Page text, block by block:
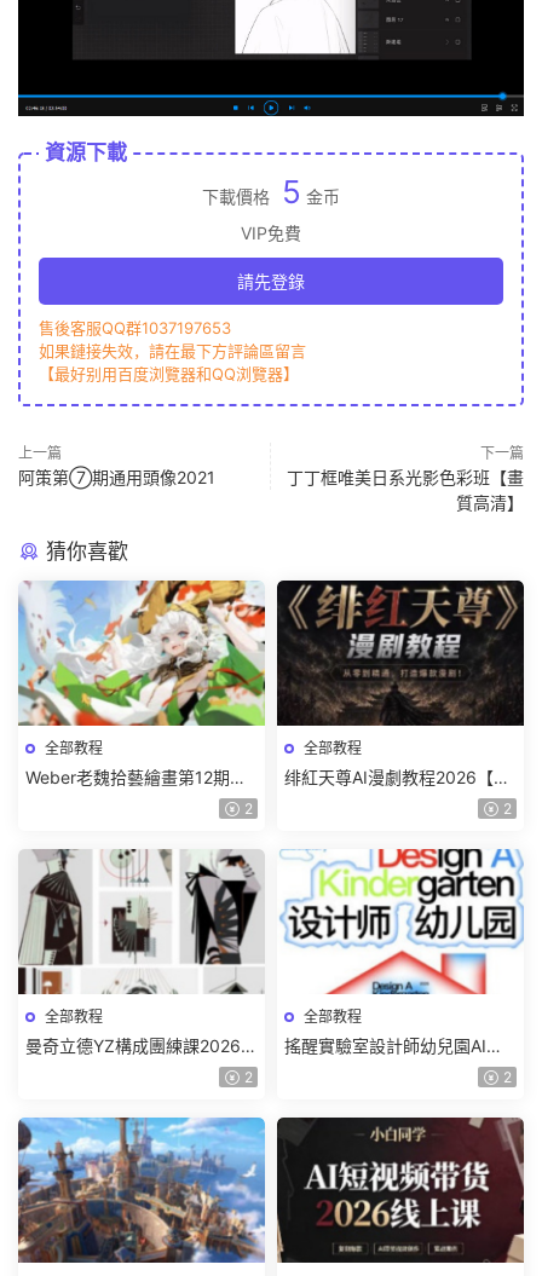
資源下載
下載價格 5 金币
VIP免費
請先登錄
售後客服QQ群1037197653
如果鏈接失效，請在最下方評論區留言
【最好别用百度浏覽器和QQ浏覽器】
上一篇
阿策第⑦期通用頭像2021
下一篇
丁丁框唯美日系光影色彩班【畫
質高清】
猜你喜歡
全部教程
Weber老魏拾藝繪畫第12期角
色特訓班【畫質不錯隻有視
2
全部教程
绯紅天尊AI漫劇教程2026【畫
2
全部教程
曼奇立德YZ構成團練課2026年
8月已結課【畫質高清有課件】
2
全部教程
搖醒實驗室設計師幼兒園AI軟
件基礎課2025【畫質不錯有素
2